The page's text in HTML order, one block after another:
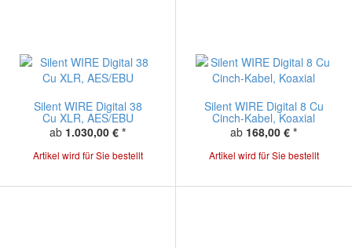
Silent WIRE Digital 38
Cu XLR, AES/EBU
ab 1.030,00 € *
Artikel wird für Sie bestellt
Silent WIRE Digital 8 Cu
Cinch-Kabel, Koaxial
ab 168,00 € *
Artikel wird für Sie bestellt